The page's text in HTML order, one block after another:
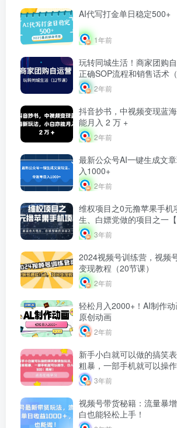
AI代写打金单日稳定500+
1年前
玩转同城生活！商家团购
正确SOP流程和销售话术（
2年前
抖音抄书，中视频变现蓝
能月入 2 万 +
2年前
最新公众号AI一键生成文
入1000+
2年前
维权项目之0元撸苹果手机
生、白嫖党做的项目之一【
3年前
2024视频号训练营，视频
变现教程（20节课）
2年前
轻松月入2000+！AI制作
原创动画
2年前
新手小白就可以做的搞笑
粗暴，一部手机就可以操
秘】3年前
视频号带货秘籍：流量暴
白也能轻松上手！